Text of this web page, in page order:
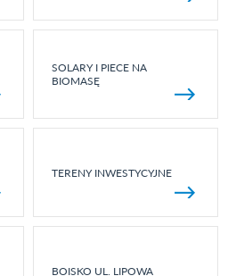
SOLARY I PIECE NA
BIOMASĘ
TERENY INWESTYCYJNE
BOISKO UL. LIPOWA